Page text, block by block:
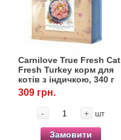
Carnilove True Fresh Cat
Fresh Turkey корм для
котів з індичкою, 340 г
309 грн.
- + шт
Замовити